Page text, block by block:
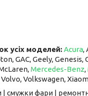
усіх моделей:Acura,
GAC, Geely, Genesis,
Mercedes-Benz,
Volvo, Volkswagen,
фари |